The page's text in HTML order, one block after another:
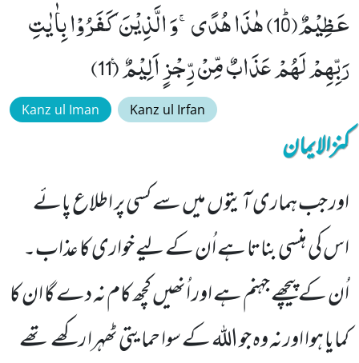
عَظِیْمٌﭤ(10) هٰذَا هُدًىۚ-وَ الَّذِیْنَ كَفَرُوْا بِاٰیٰتِ
رَبِّهِمْ لَهُمْ عَذَابٌ مِّنْ رِّجْزٍ اَلِیْمٌ۠ (11)
Kanz ul Iman Kanz ul Irfan
کنزالایمان
اور جب ہماری آیتوں میں سے کسی پر اطلاع پائے
اس کی ہنسی بناتا ہے اُن کے لیے خواری کا عذاب۔
اُن کے پیچھے جہنم ہے اور اُنھیں کچھ کام نہ دے گا ان کا
کمایا ہوا اور نہ وہ جو اللہ کے سوا حمایتی ٹھہرا رکھے تھے